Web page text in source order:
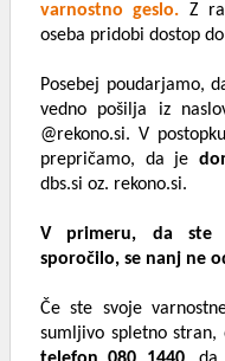
varnostno geslo. Z
oseba pridobi dostop
Posebej poudarjamo,
vedno pošilja iz
@rekono.si. V
prepričamo, da je
dbs.si oz. rekono.si.
V primeru, da ste
sporočilo, se nanj ne
Če ste svoje
sumljivo spletno